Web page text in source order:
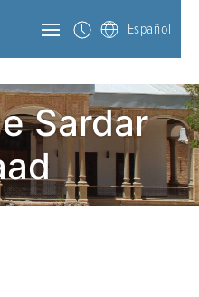
Español
Sardar